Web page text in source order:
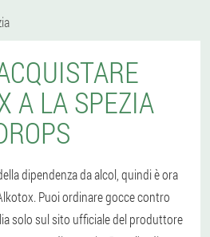
A LA SPEZIA
dipendenza da alcol, quindi è ora
Puoi ordinare gocce contro
solo sul sito ufficiale del produttore